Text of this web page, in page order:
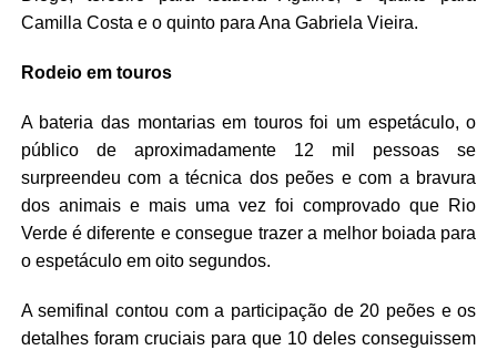
Camilla Costa e o quinto para Ana Gabriela Vieira.
Rodeio em touros
A bateria das montarias em touros foi um espetáculo, o
público de aproximadamente 12 mil pessoas se
surpreendeu com a técnica dos peões e com a bravura
dos animais e mais uma vez foi comprovado que Rio
Verde é diferente e consegue trazer a melhor boiada para
o espetáculo em oito segundos.
A semifinal contou com a participação de 20 peões e os
detalhes foram cruciais para que 10 deles conseguissem